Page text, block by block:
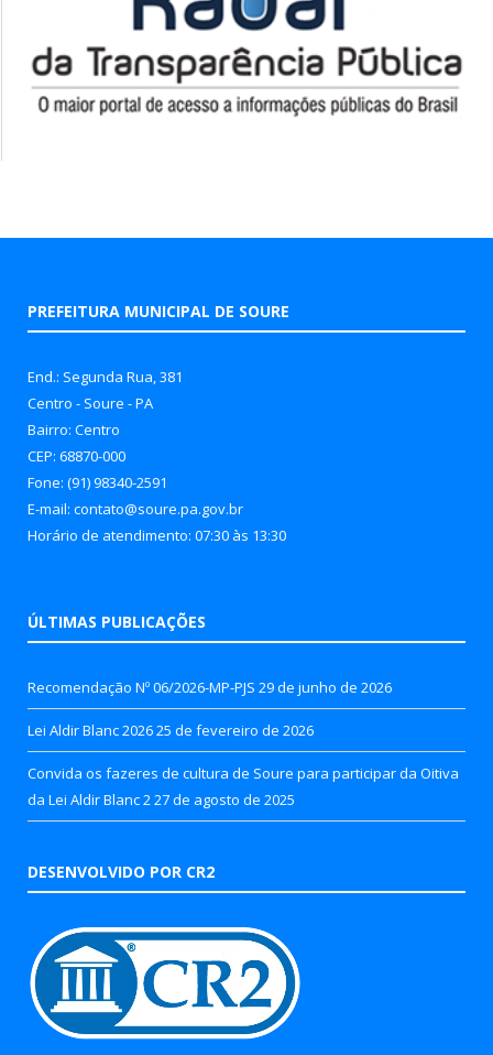
PREFEITURA MUNICIPAL DE SOURE
End.: Segunda Rua, 381
Centro - Soure - PA
Bairro: Centro
CEP: 68870-000
Fone: (91) 98340-2591
E-mail: contato@soure.pa.gov.br
Horário de atendimento: 07:30 às 13:30
ÚLTIMAS PUBLICAÇÕES
Recomendação Nº 06/2026-MP-PJS 29 de junho de 2026
Lei Aldir Blanc 202625 de fevereiro de 2026
Convida os fazeres de cultura de Soure para participar da Oitiva
da Lei Aldir Blanc 2 27 de agosto de 2025
DESENVOLVIDO POR CR2